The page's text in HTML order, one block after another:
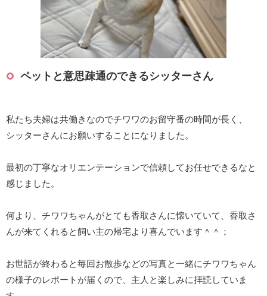
ペットと意思疎通のできるシッターさん
私たち夫婦は共働きなのでチワワのお留守番の時間が長く、
シッターさんにお願いすることになりました。
最初の丁寧なオリエンテーションで信頼してお任せできるなと
感じました。
何より、チワワちゃんがとても香取さんに懐いていて、香取さ
んが来てくれると飼い主の帰宅より喜んでいます＾＾；
お世話が終わると毎回お散歩などの写真と一緒にチワワちゃん
の様子のレポートが届くので、主人と楽しみに拝読していま